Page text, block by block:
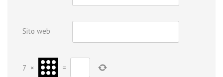
Sito web
7 × =